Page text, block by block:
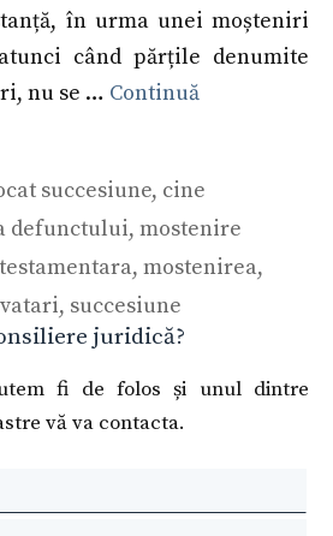
în urma unei moșteniri
când părțile denumite
nu se … Continuă
succesiune, cine
defunctului, mostenire
, mostenirea,
, succesiune
juridică?
fi de folos și unul dintre
vă va contacta.